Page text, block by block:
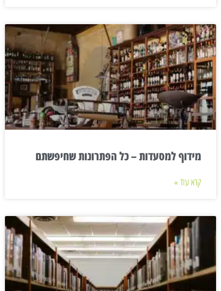
מידוף למסעדות – כל הפתרונות שחיפשתם
קרא עוד »